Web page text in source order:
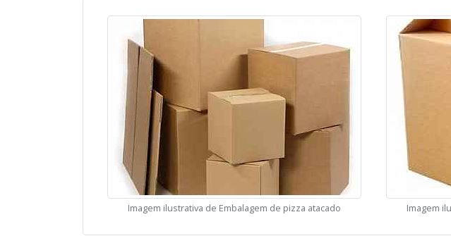
Imagem ilustrativa de Embalagem de pizza atacado Imagem